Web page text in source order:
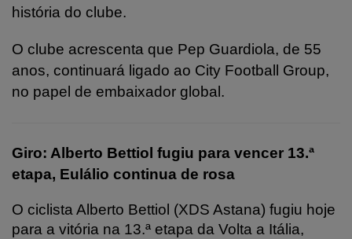
história do clube.
O clube acrescenta que Pep Guardiola, de 55
anos, continuará ligado ao City Football Group,
no papel de embaixador global.
Giro: Alberto Bettiol fugiu para vencer 13.ª
etapa, Eulálio continua de rosa
O ciclista Alberto Bettiol (XDS Astana) fugiu hoje
para a vitória na 13.ª etapa da Volta a Itália,